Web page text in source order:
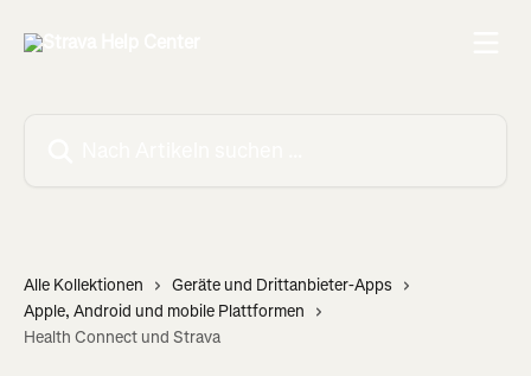
Alle Kollektionen
Geräte und Drittanbieter-Apps
Apple, Android und mobile Plattformen
Health Connect und Strava